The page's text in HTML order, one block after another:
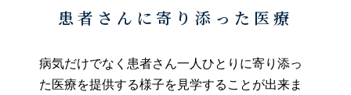
患者さんに寄り添った医療
病気だけでなく患者さん一人ひとりに寄り添っ
た医療を提供する様子を見学することが出来ま